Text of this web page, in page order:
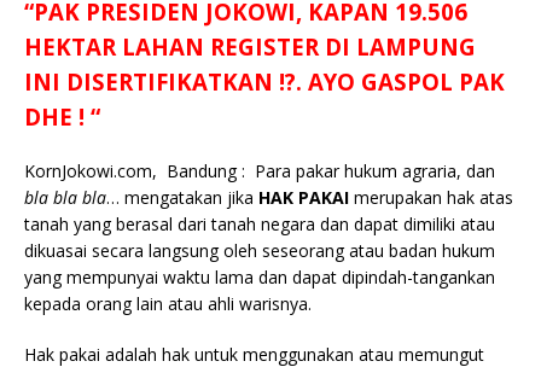
c
e
b
o
o
k
it
te
r
ai
l
at
s
A
p
p
y
Li
k
k
a
o
e y
p
e
ss
e
n
e
r
e
“PAK PRESIDEN JOKOWI, KAPAN 19.506
HEKTAR LAHAN REGISTER DI LAMPUNG
INI DISERTIFIKATKAN !?. AYO GASPOL PAK
DHE ! “
KornJokowi.com, Bandung : Para pakar hukum agraria, dan
bla bla bla… mengatakan jika HAK PAKAI merupakan hak atas
tanah yang berasal dari tanah negara dan dapat dimiliki atau
dikuasai secara langsung oleh seseorang atau badan hukum
yang mempunyai waktu lama dan dapat dipindah-tangankan
kepada orang lain atau ahli warisnya.
Hak pakai adalah hak untuk menggunakan atau memungut